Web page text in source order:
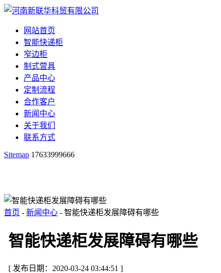
网站首页
智能快递柜
窄边柜
制式营具
产品中心
定制流程
合作客户
新闻中心
关于我们
联系方式
Sitemap 17633999666
首页 - 新闻中心 - 智能快递柜发展障碍有哪些
智能快递柜发展障碍有哪些
[ 发布日期：2020-03-24 03:44:51 ]